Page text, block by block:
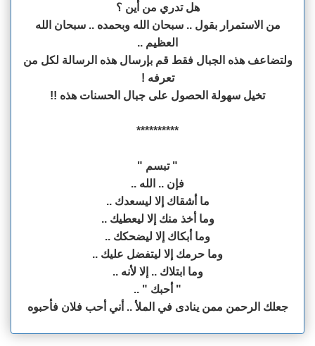
هل تدري من أين ؟
من الاستمرار بقول .. سبحان الله وبحمده .. سبحان الله
العظيم ..
ولتضاعف هذه الجبال فقط قم بإرسال هذه الرسالة لكل من
تعرفه !
تخيل سهولة الحصول على جبال الحسنات هذه !!
**********
" تبسم "
فإن .. الله ..
ما أشقاك إلا ليسعدك ..
وما أخذ منك إلا ليعطيك ..
وما أبكاك إلا ليضحكك ..
وما حرمك إلا ليتفضل عليك ..
وما ابتلاك .. إلا لأنه ..
" أحبك " ..
جعلك الرحمن ممن ينادى في الملأ .. أني أحب فلان فأحبوه